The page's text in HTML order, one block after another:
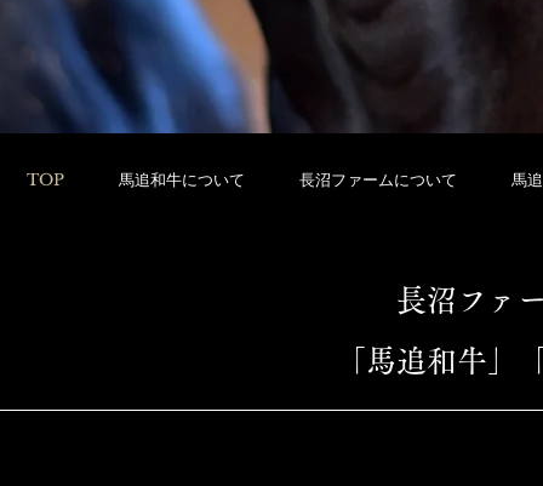
TOP 馬追和牛について 長沼ファームについて 馬
長沼ファ
「馬追和牛」